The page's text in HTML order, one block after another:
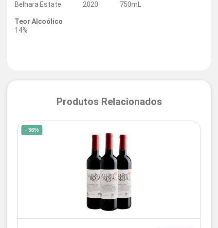
Belhara Estate
2020
750mL
Teor Alcoólico
14%
Produtos Relacionados
- 36%